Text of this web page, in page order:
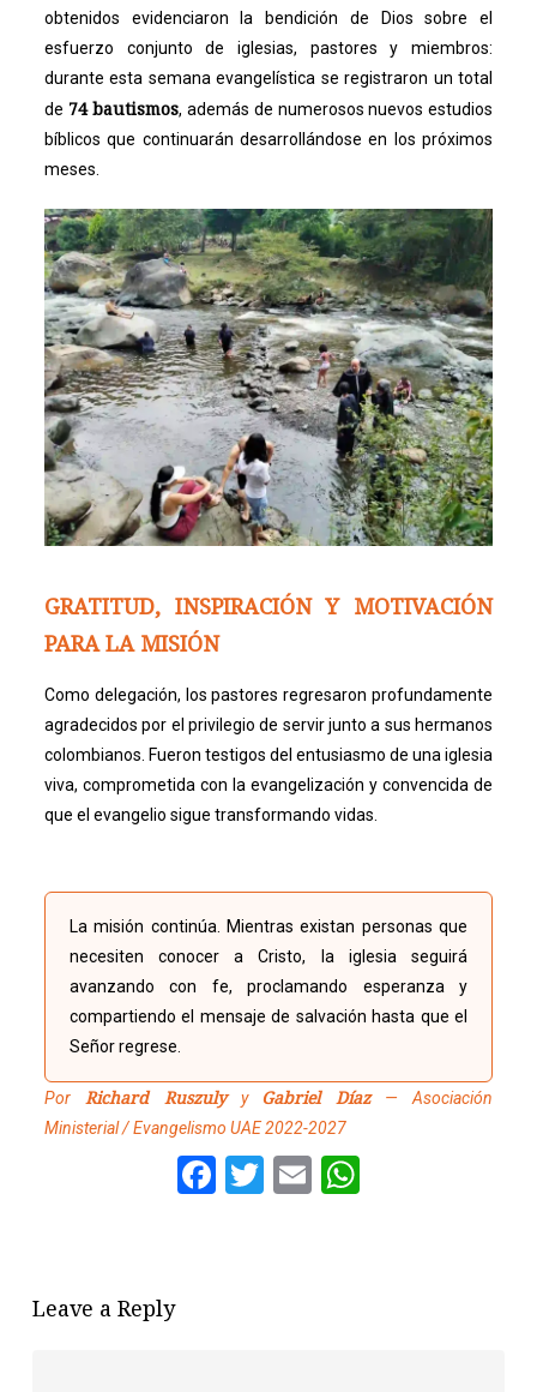
obtenidos evidenciaron la bendición de Dios sobre el
esfuerzo conjunto de iglesias, pastores y miembros:
durante esta semana evangelística se registraron un total
de 74 bautismos, además de numerosos nuevos estudios
bíblicos que continuarán desarrollándose en los próximos
meses.
GRATITUD, INSPIRACIÓN Y MOTIVACIÓN
PARA LA MISIÓN
Como delegación, los pastores regresaron profundamente
agradecidos por el privilegio de servir junto a sus hermanos
colombianos. Fueron testigos del entusiasmo de una iglesia
viva, comprometida con la evangelización y convencida de
que el evangelio sigue transformando vidas.
La misión continúa. Mientras existan personas que
necesiten conocer a Cristo, la iglesia seguirá
avanzando con fe, proclamando esperanza y
compartiendo el mensaje de salvación hasta que el
Señor regrese.
Por Richard Ruszulyy Gabriel Díaz— Asociación
Ministerial / Evangelismo UAE 2022-2027
Facebook
Twitter
Email
Leave a Reply